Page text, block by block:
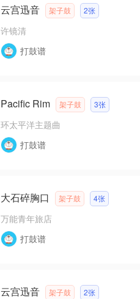
云宫迅音 架子鼓 2张
许镜清
打鼓谱
Pacific Rim 架子鼓 3张
环太平洋主题曲
打鼓谱
大石碎胸口 架子鼓 4张
万能青年旅店
打鼓谱
云宫迅音 架子鼓 2张